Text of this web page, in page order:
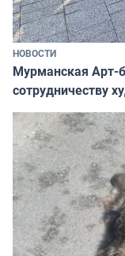
НОВОСТИ
Мурманская Арт-
сотрудничеству